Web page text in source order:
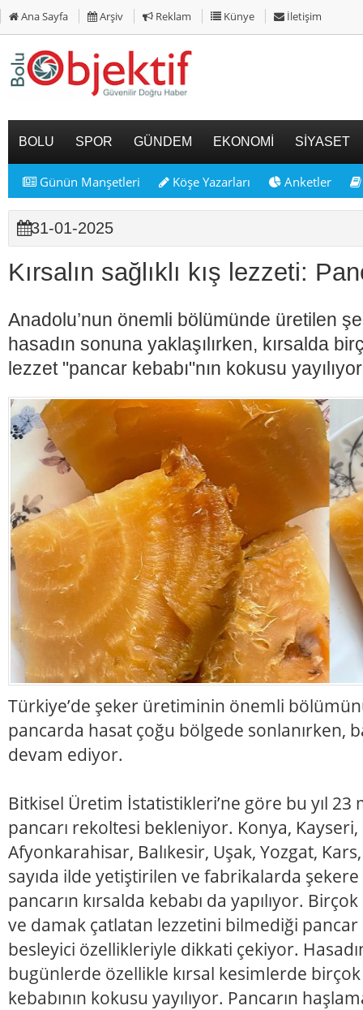
Ana Sayfa Arşiv Reklam Künye İletişim
BOLU SPOR GÜNDEM EKONOMİ SİYASET
Günün Manşetleri Köşe Yazarları Anketler
31-01-2025
Kırsalın sağlıklı kış lezzeti:
Anadolu’nun önemli bölümünde üretilen
hasadın sonuna yaklaşılırken, kırsalda
lezzet "pancar kebabı"nın kokusu
Türkiye’de şeker üretiminin önemli
pancarda hasat çoğu bölgede sonlanırken,
devam ediyor.
Bitkisel Üretim İstatistikleri’ne göre bu yıl
pancarı rekoltesi bekleniyor. Konya, Kayseri,
Afyonkarahisar, Balıkesir, Uşak, Yozgat,
sayıda ilde yetiştirilen ve fabrikalarda
pancarın kırsalda kebabı da yapılıyor. Birçok
ve damak çatlatan lezzetini bilmediği pancar
besleyici özellikleriyle dikkati çekiyor.
bugünlerde özellikle kırsal kesimlerde
kebabının kokusu yayılıyor. Pancarın